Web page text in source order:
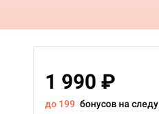
1 990 ₽
до 199 бонусов на